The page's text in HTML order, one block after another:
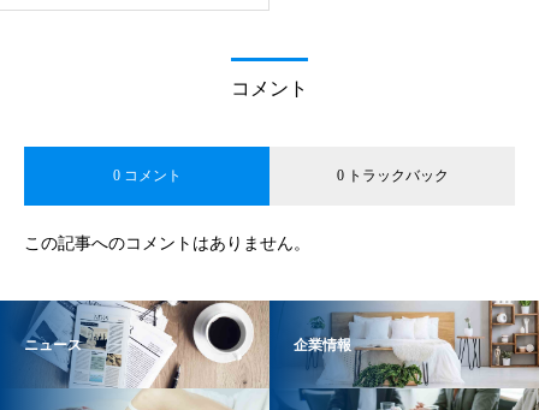
コメント
0 コメント 0 トラックバック
この記事へのコメントはありません。
ニュース 企業情報